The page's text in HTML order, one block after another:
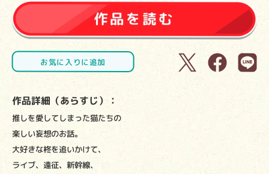
お気に入りに追加
作品詳細（あらすじ）：
推しを愛してしまった猫たちの
楽しい妄想のお話。
大好きな柊を追いかけて、
ライブ、遠征、新幹線、